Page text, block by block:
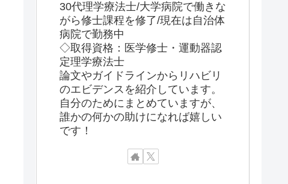
30代理学療法士/大学病院で働きな
がら修士課程を修了/現在は自治体
病院で勤務中
◇取得資格：医学修士・運動器認
定理学療法士
論文やガイドラインからリハビリ
のエビデンスを紹介しています。
自分のためにまとめていますが、
誰かの何かの助けになれば嬉しい
です！